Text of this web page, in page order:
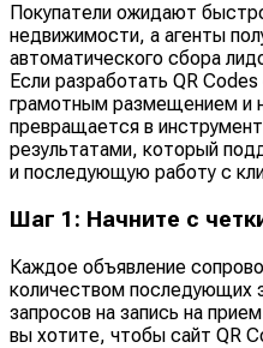
Покупатели ожидают
недвижимости, а агенты
автоматического сбора
Если разработать QR
грамотным размещением и
превращается в
результатами, который
и последующую работу с
Шаг 1: Начните с
Каждое объявление
количеством последующих
запросов на запись на
вы хотите, чтобы сайт QR